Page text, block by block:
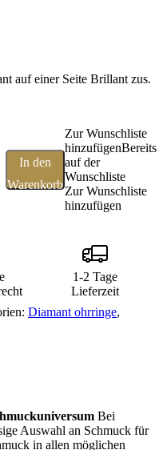
auf einer Seite Brillant zus.
In den
Warenkorb
Zur Wunschliste
hinzufügenBereits
auf der
Wunschliste
Zur Wunschliste
hinzufügen
1-2 Tage
Lieferzeit
Diamant ohrringe,
Bei
Auswahl an Schmuck für
in allen möglichen